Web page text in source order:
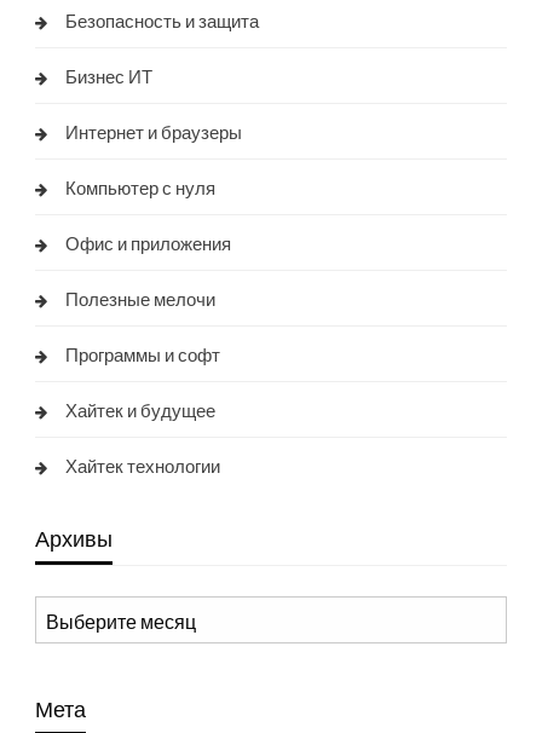
Безопасность и защита
Бизнес ИТ
Интернет и браузеры
Компьютер с нуля
Офис и приложения
Полезные мелочи
Программы и софт
Хайтек и будущее
Хайтек технологии
Архивы
Архивы
Мета